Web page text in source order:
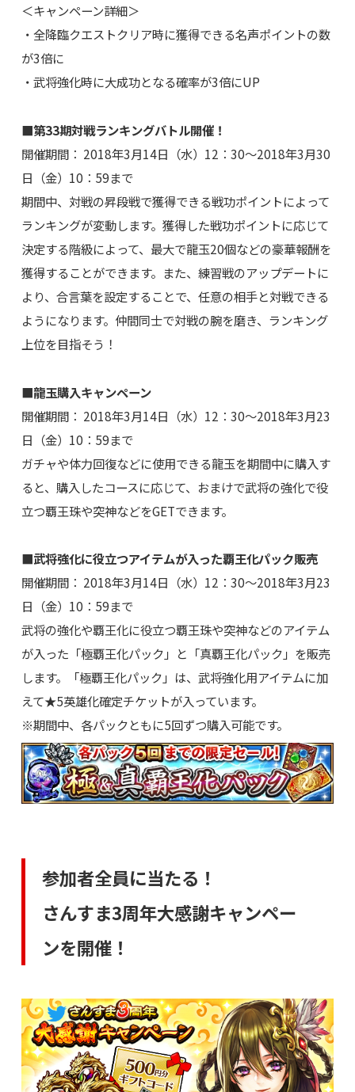
＜キャンペーン詳細＞
・全降臨クエストクリア時に獲得できる名声ポイントの数
が3倍に
・武将強化時に大成功となる確率が3倍にUP
■第33期対戦ランキングバトル開催！
開催期間： 2018年3月14日（水）12：30～2018年3月30
日（金）10：59まで
期間中、対戦の昇段戦で獲得できる戦功ポイントによって
ランキングが変動します。獲得した戦功ポイントに応じて
決定する階級によって、最大で龍玉20個などの豪華報酬を
獲得することができます。また、練習戦のアップデートに
より、合言葉を設定することで、任意の相手と対戦できる
ようになります。仲間同士で対戦の腕を磨き、ランキング
上位を目指そう！
■龍玉購入キャンペーン
開催期間： 2018年3月14日（水）12：30～2018年3月23
日（金）10：59まで
ガチャや体力回復などに使用できる龍玉を期間中に購入す
ると、購入したコースに応じて、おまけで武将の強化で役
立つ覇王珠や突神などをGETできます。
■武将強化に役立つアイテムが入った覇王化パック販売
開催期間： 2018年3月14日（水）12：30～2018年3月23
日（金）10：59まで
武将の強化や覇王化に役立つ覇王珠や突神などのアイテム
が入った「極覇王化パック」と「真覇王化パック」を販売
します。「極覇王化パック」は、武将強化用アイテムに加
えて★5英雄化確定チケットが入っています。
※期間中、各パックともに5回ずつ購入可能です。
参加者全員に当たる！
さんすま3周年大感謝キャンペー
ンを開催！